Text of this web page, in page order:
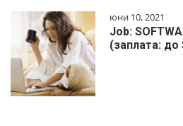
юни 10, 2021
Job:
(заплата: до